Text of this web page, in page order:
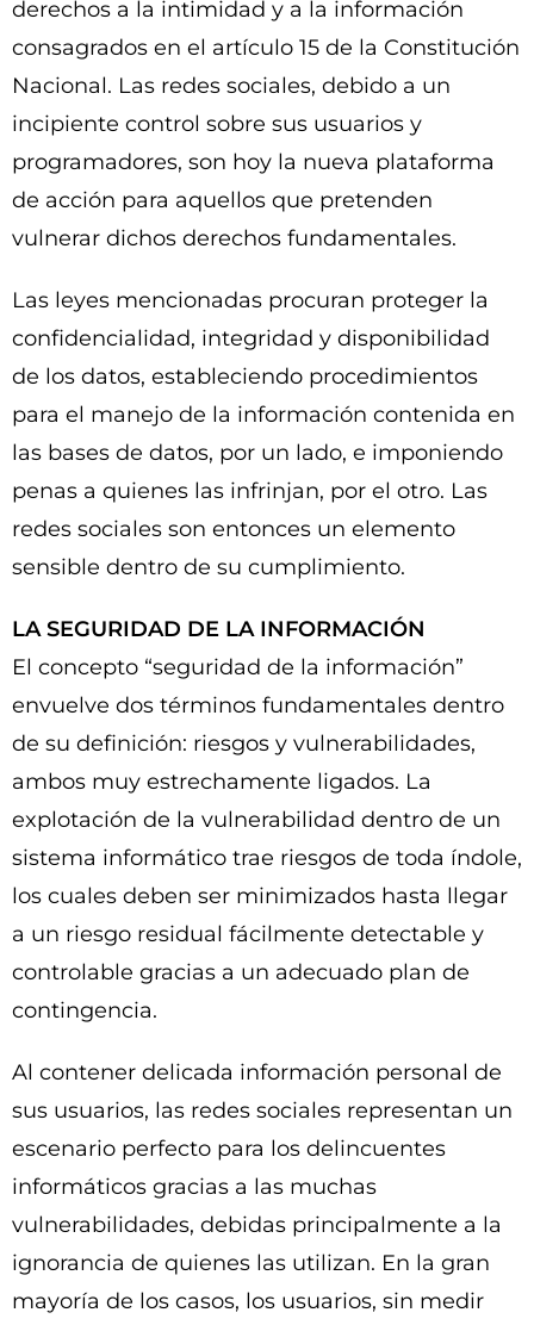
derechos a la intimidad y a la información
consagrados en el artículo 15 de la Constitución
Nacional. Las redes sociales, debido a un
incipiente control sobre sus usuarios y
programadores, son hoy la nueva plataforma
de acción para aquellos que pretenden
vulnerar dichos derechos fundamentales.
Las leyes mencionadas procuran proteger la
confidencialidad, integridad y disponibilidad
de los datos, estableciendo procedimientos
para el manejo de la información contenida en
las bases de datos, por un lado, e imponiendo
penas a quienes las infrinjan, por el otro. Las
redes sociales son entonces un elemento
sensible dentro de su cumplimiento.
LA SEGURIDAD DE LA INFORMACIÓN
El concepto “seguridad de la información”
envuelve dos términos fundamentales dentro
de su definición: riesgos y vulnerabilidades,
ambos muy estrechamente ligados. La
explotación de la vulnerabilidad dentro de un
sistema informático trae riesgos de toda índole,
los cuales deben ser minimizados hasta llegar
a un riesgo residual fácilmente detectable y
controlable gracias a un adecuado plan de
contingencia.
Al contener delicada información personal de
sus usuarios, las redes sociales representan un
escenario perfecto para los delincuentes
informáticos gracias a las muchas
vulnerabilidades, debidas principalmente a la
ignorancia de quienes las utilizan. En la gran
mayoría de los casos, los usuarios, sin medir